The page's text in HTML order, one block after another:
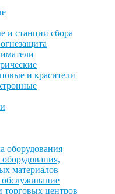
и станции сбора
и красители
оборудования
материалов
обслуживание
центров